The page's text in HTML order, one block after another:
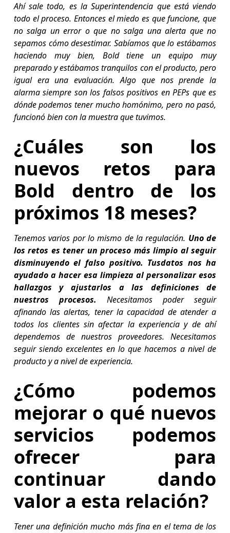
Ahí sale todo, es la Superintendencia que está viendo
todo el proceso. Entonces el miedo es que funcione, que
no salga un error o que no salga una alerta que no
sepamos cómo desestimar. Sabíamos que lo estábamos
haciendo muy bien, Bold tiene un equipo muy
preparado y estábamos tranquilos con el producto, pero
igual era una evaluación. Algo que nos prende la
alarma siempre son los falsos positivos en PEPs que es
dónde podemos tener mucho homónimo, pero no pasó,
funcionó bien con la muestra que tuvimos.
¿Cuáles son los
nuevos retos para
Bold dentro de los
próximos 18 meses?
Tenemos varios por lo mismo de la regulación. Uno de
los retos es tener un proceso más limpio al seguir
disminuyendo el falso positivo. Tusdatos nos ha
ayudado a hacer esa limpieza al personalizar esos
hallazgos y ajustarlos a las definiciones de
nuestros procesos. Necesitamos poder seguir
afinando las alertas, tener la capacidad de atender a
todos los clientes sin afectar la experiencia y de ahí
dependemos de nuestros proveedores. Necesitamos
seguir siendo excelentes en lo que hacemos a nivel de
producto y a nivel de experiencia.
¿Cómo podemos
mejorar o qué nuevos
servicios podemos
ofrecer para
continuar dando
valor a esta relación?
Tener una definición mucho más fina en el tema de los